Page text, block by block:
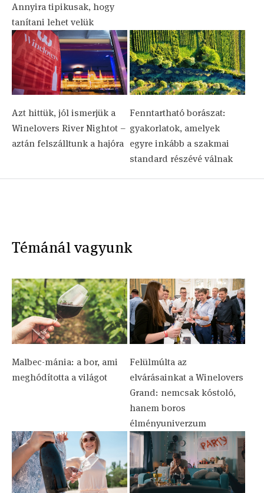
Annyira tipikusak, hogy
tanítani lehet velük
Azt hittük, jól ismerjük a
Winelovers River Nightot –
aztán felszálltunk a hajóra
Fenntartható borászat:
gyakorlatok, amelyek
egyre inkább a szakmai
standard részévé válnak
Témánál vagyunk
Malbec-mánia: a bor, ami
meghódította a világot
Felülmúlta az
elvárásainkat a Winelovers
Grand: nemcsak kóstoló,
hanem boros
élményuniverzum